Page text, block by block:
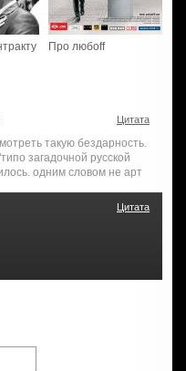
Про любоff
Цитата
такую бездарность.
загадочной русской
одним словом не арт
Цитата